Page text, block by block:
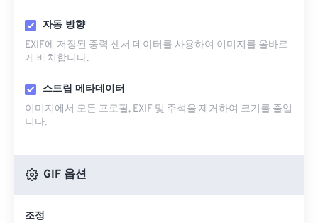
자동 방향
EXIF에 저장된 중력 센서 데이터를 사용하여 이미지를 올바르
게 배치합니다.
스트립 메타데이터
이미지에서 모든 프로필, EXIF ​​및 주석을 제거하여 크기를 줄입
니다.
GIF 옵션
조정